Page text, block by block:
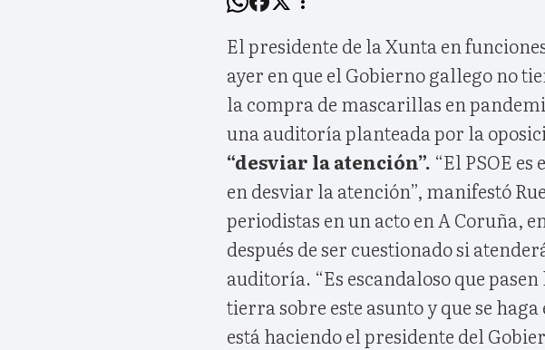
El presidente de la Xunta en
ayer en que el Gobierno gallego no
la compra de mascarillas en
una auditoría planteada por la
“desviar la atención”. “El PSOE
en desviar la atención”, manifestó
periodistas en un acto en A Coruña,
después de ser cuestionado si
auditoría. “Es escandaloso que
tierra sobre este asunto y que se
está haciendo el presidente del